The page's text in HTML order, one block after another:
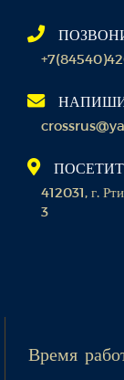
412031, г.
3
Время